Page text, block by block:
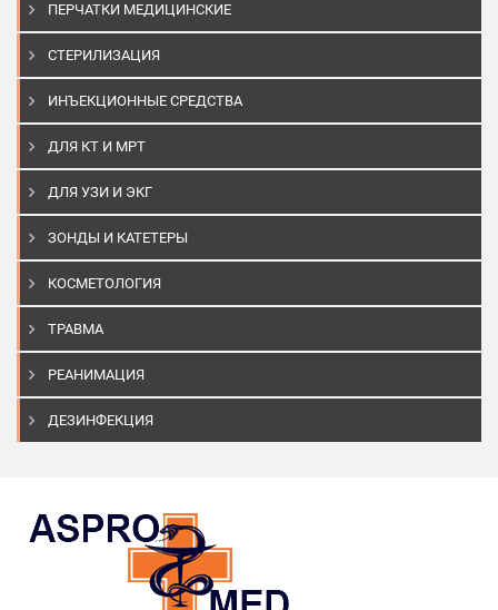
ПЕРЧАТКИ МЕДИЦИНСКИЕ
СТЕРИЛИЗАЦИЯ
ИНЪЕКЦИОННЫЕ СРЕДСТВА
ДЛЯ КТ И МРТ
ДЛЯ УЗИ И ЭКГ
ЗОНДЫ И КАТЕТЕРЫ
КОСМЕТОЛОГИЯ
ТРАВМА
РЕАНИМАЦИЯ
ДЕЗИНФЕКЦИЯ